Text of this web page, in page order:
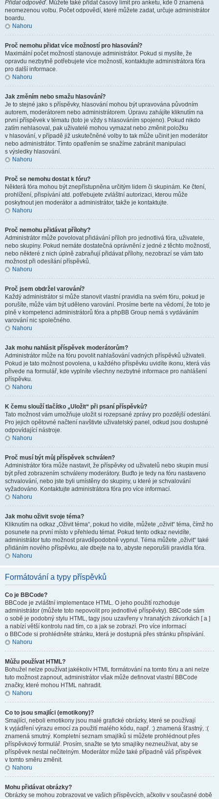
Přidat odpověď. Můžete také přidat časový limit pro anketu, kde 0 znamená
neomezenou volbu. Počet odpovědí, které můžete zadat, určuje administrátor
boardu.
Nahoru
Proč nemohu přidat více možností pro hlasování?
Maximální počet možností stanovuje administrátor. Pokud si myslíte, že
opravdu nezbytně potřebujete více možností, kontaktujte administrátora fóra
pro další informace.
Nahoru
Jak změním nebo smažu hlasování?
Je to stejné jako s příspěvky, hlasování mohou být upravována původním
autorem, moderátorem nebo administrátorem. Úpravu zahájíte kliknutím na
první příspěvek v tématu (toto je vždy s hlasováním spojeno). Pokud nikdo
zatím nehlasoval, pak uživatelé mohou vymazat nebo změnit položku
v hlasování, v případě již uskutečněné volby to tak může učinit jen moderátor
nebo administrátor. Tímto opatřením se snažíme zabránit manipulaci
s výsledky hlasování.
Nahoru
Proč se nemohu dostat k fóru?
Některá fóra mohou být znepřístupněna určitým lidem či skupinám. Ke čtení,
prohlížení, přispívání atd. potřebujete zvláštní autorizaci, kterou může
poskytnout jen moderátor a administrátor, takže je kontaktujte.
Nahoru
Proč nemohu přidávat přílohy?
Administrátor může povolovat přidávání příloh pro jednotlivá fóra, uživatele,
nebo skupiny. Pokud nemáte dostatečná oprávnění z jedné z těchto možností,
nebo některé z nich úplně zabraňují přidávat přílohy, nezobrazí se vám tato
možnost při odesílání příspěvků.
Nahoru
Proč jsem obdržel varování?
Každý administrátor si může stanovit vlastní pravidla na svém fóru, pokud je
porušíte, může vám být uděleno varování. Prosíme berte na vědomí, že toto je
plně v kompetenci administrátorů fóra a phpBB Group nemá s vydáváním
varování nic společného.
Nahoru
Jak mohu nahlásit příspěvek moderátorům?
Administrátor může na fóru povolit nahlašování vadných příspěvků uživateli.
Pokud je tato možnost povolena, u každého příspěvku uvidíte ikonu, která vás
přivede na formulář, kde vyplníte všechny nezbytné informace pro nahlášení
příspěvku.
Nahoru
K čemu slouží tlačítko „Uložit“ při psaní příspěvků?
Tato možnost vám umožňuje uložit si rozepsané zprávy pro pozdější odeslání.
Pro jejich opětovné načtení navštivte uživatelský panel, odkud jsou dostupné
odpovídající nástroje.
Nahoru
Proč musí být můj příspěvek schválen?
Administrátor fóra může nastavit, že příspěvky od uživatelů nebo skupin musí
být před zobrazením schváleny moderátory. Buďto je tedy na fóru nastaveno
schvalování, nebo jste byli umístěny do skupiny, u které je schvalování
vyžadováno. Kontaktujte administrátora fóra pro více informací.
Nahoru
Jak mohu oživit svoje téma?
Kliknutím na odkaz „Oživit téma“, pokud ho vidíte, můžete „oživit“ téma, čímž ho
posunete na první místo v přehledu témat. Pokud tento odkaz nevidíte,
administrátor tuto možnost pravděpodobně vypnul. Téma můžete „oživit“ také
přidáním nového příspěvku, ale dbejte na to, abyste neporušili pravidla fóra.
Nahoru
Formátování a typy příspěvků
Co je BBCode?
BBCode je zvláštní implementace HTML. O jeho použití rozhoduje
administrátor (můžete toto nepovolit pro jednotlivé příspěvky). BBCode sám
o sobě je podobný stylu HTML, tagy jsou uzavřeny v hranatých závorkách [ a ]
a nabízí větší kontrolu nad tím, co a jak se zobrazí. Pro více informací
o BBCode si prohlédněte stránku, která je dostupná přes stránku přispívání.
Nahoru
Můžu používat HTML?
Bohužel nelze používat jakékoliv HTML formátování na tomto fóru a ani nelze
tuto možnost zapnout, administrátor však může definovat vlastní BBCode
značky, které mohou HTML nahradit.
Nahoru
Co to jsou smajlíci (emotikony)?
Smajlíci, neboli emotikony jsou malé grafické obrázky, které se používají
k vyjádření výrazu emocí za použití malého kódu, např. :) znamená šťastný, :(
znamená smutný. Kompletní seznam smajlíků si můžete prohlédnout přes
příspěvkový formulář. Prosím, snažte se tyto smajlíky nezneužívat, aby se
příspěvek nestal nečitelným. Moderátor může také případně váš příspěvek
v tomto směru změnit.
Nahoru
Mohu přidávat obrázky?
Obrázky se mohou zobrazovat ve vašich příspěvcích, ačkoliv v současné době